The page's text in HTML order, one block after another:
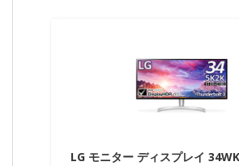
LG モニター ディスプレイ